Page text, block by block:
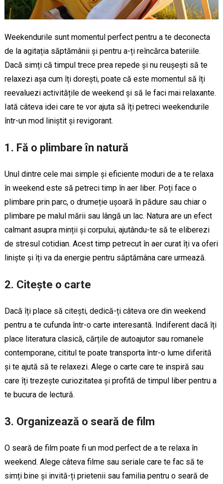
Weekendurile sunt momentul perfect pentru a te deconecta
de la agitația săptămânii și pentru a-ți reîncărca bateriile.
Dacă simți că timpul trece prea repede și nu reușești să te
relaxezi așa cum îți dorești, poate că este momentul să îți
reevaluezi activitățile de weekend și să le faci mai relaxante.
Iată câteva idei care te vor ajuta să îți petreci weekendurile
într-un mod liniștit și revigorant.
1. Fă o plimbare în natură
Unul dintre cele mai simple și eficiente moduri de a te relaxa
în weekend este să petreci timp în aer liber. Poți face o
plimbare prin parc, o drumeție ușoară în pădure sau chiar o
plimbare pe malul mării sau lângă un lac. Natura are un efect
calmant asupra minții și corpului, ajutându-te să te eliberezi
de stresul cotidian. Acest timp petrecut în aer curat îți va oferi
liniște și îți va da energie pentru săptămâna care urmează.
2. Citește o carte
Dacă îți place să citești, dedică-ți câteva ore din weekend
pentru a te cufunda într-o carte interesantă. Indiferent dacă îți
place literatura clasică, cărțile de autoajutor sau romanele
contemporane, cititul te poate transporta într-o lume diferită
și te ajută să te relaxezi. Alege o carte care te inspiră sau
care îți trezește curiozitatea și profită de timpul liber pentru a
te bucura de lectură.
3. Organizează o seară de film
O seară de film poate fi un mod perfect de a te relaxa în
weekend. Alege câteva filme sau seriale care te fac să te
simți bine și invită-ți prietenii sau familia pentru o seară de